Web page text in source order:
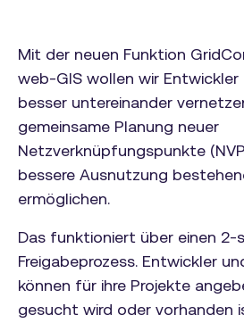
Mit der neuen Funktion
web-GIS wollen wir Entwickler
besser untereinander
gemeinsame Planung neuer
Netzverknüpfungspunkte
bessere Ausnutzung
ermöglichen.
Das funktioniert über einen 2-
Freigabeprozess. Entwickler
können für ihre Projekte
gesucht wird oder vorhanden